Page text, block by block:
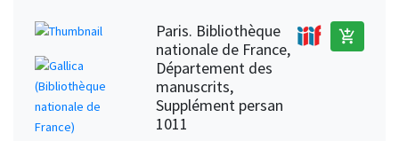
Paris. Bibliothèque
nationale de France,
Département des
manuscrits,
Supplément persan
1011
add_shopping_cart